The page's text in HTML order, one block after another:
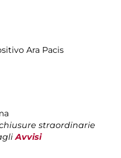
Ara Pacis
straordinarie
Avvisi